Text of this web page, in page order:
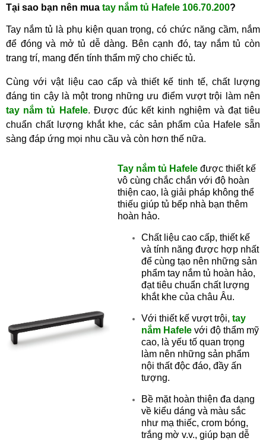
Tại sao bạn nên mua tay nắm tủ Hafele 106.70.200?
Tay nắm tủ là phụ kiện quan trọng, có chức năng cầm, nắm
để đóng và mở tủ dễ dàng. Bên cạnh đó, tay nắm tủ còn
trang trí, mang đến tính thẩm mỹ cho chiếc tủ.
Cùng với vật liệu cao cấp và thiết kế tinh tế, chất lượng
đáng tin cậy là một trong những ưu điểm vượt trội làm nên
tay nắm tủ Hafele. Được đúc kết kinh nghiệm và đạt tiêu
chuẩn chất lượng khắt khe, các sản phẩm của Hafele sẵn
sàng đáp ứng mọi nhu cầu và còn hơn thế nữa.
Tay nắm tủ Hafele được thiết kế
vô cùng chắc chắn với độ hoàn
thiện cao, là giải pháp không thể
thiếugiúp tủ bếp nhà bạn thêm
hoàn hảo.
Chất liệu cao cấp, thiết kế
và tính năng được hợp nhất
để cùng tạo nên những sản
phẩm tay nắm tủ hoàn hảo,
đạt tiêu chuẩn chất lượng
khắt khe của châu Âu.
Với thiết kế vượt trội,tay
nắm Hafele với độ thẩm mỹ
cao, là yếu tố quan trọng
làm nên những sản phẩm
nội thất độc đáo, đầy ấn
tượng.
Bề mặt hoàn thiện đa dạng
về kiểu dáng và màu sắc
như mạ thiếc, crom bóng,
trắng mờ v.v., giúp bạn dễ